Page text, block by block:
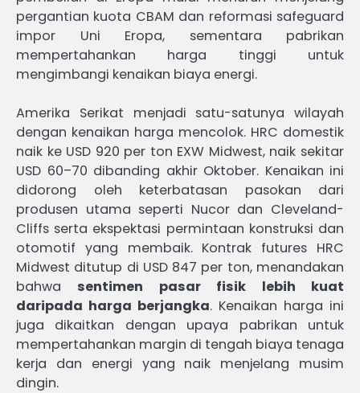
pergantian kuota CBAM dan reformasi safeguard
impor Uni Eropa, sementara pabrikan
mempertahankan harga tinggi untuk
mengimbangi kenaikan biaya energi.
Amerika Serikat menjadi satu-satunya wilayah
dengan kenaikan harga mencolok. HRC domestik
naik ke USD 920 per ton EXW Midwest, naik sekitar
USD 60–70 dibanding akhir Oktober. Kenaikan ini
didorong oleh keterbatasan pasokan dari
produsen utama seperti Nucor dan Cleveland-
Cliffs serta ekspektasi permintaan konstruksi dan
otomotif yang membaik. Kontrak futures HRC
Midwest ditutup di USD 847 per ton, menandakan
bahwa sentimen pasar fisik lebih kuat
daripada harga berjangka. Kenaikan harga ini
juga dikaitkan dengan upaya pabrikan untuk
mempertahankan margin di tengah biaya tenaga
kerja dan energi yang naik menjelang musim
dingin.